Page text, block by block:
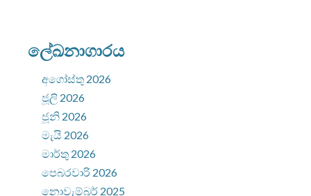
ලේඛනාගාරය
අගෝස්තු 2026
ජූලි 2026
ජූනි 2026
මැයි 2026
මාර්තු 2026
පෙබරවාරි 2026
නොවැම්බර් 2025